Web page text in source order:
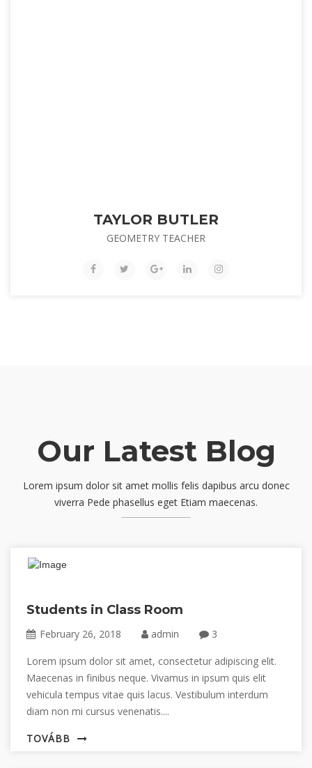
TAYLOR BUTLER
GEOMETRY TEACHER
Our Latest Blog
Lorem ipsum dolor sit amet mollis felis dapibus arcu donec
viverra Pede phasellus eget Etiam maecenas.
Students in Class Room
February 26, 2018 admin 3
Lorem ipsum dolor sit amet, consectetur adipiscing elit.
Maecenas in finibus neque. Vivamus in ipsum quis elit
vehicula tempus vitae quis lacus. Vestibulum interdum
diam non mi cursus venenatis....
TOVÁBB